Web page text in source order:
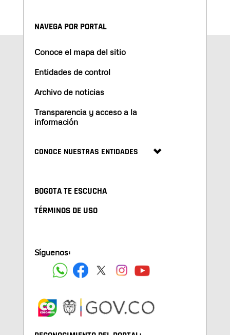
NAVEGA POR PORTAL
Conoce el mapa del sitio
Entidades de control
Archivo de noticias
Transparencia y acceso a la
información
CONOCE NUESTRAS ENTIDADES
BOGOTA TE ESCUCHA
TÉRMINOS DE USO
Síguenos: